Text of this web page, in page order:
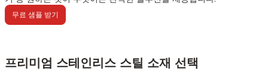
무료 샘플 받기
프리미엄 스테인리스 스틸 소재 선택